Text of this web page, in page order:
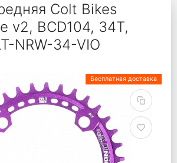
Colt Bikes
v2, BCD104, 34T,
NRW-34-VIO
Бесплатная доставка